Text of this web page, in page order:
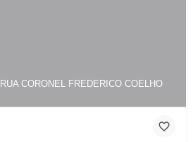
RUA CORONEL FREDERICO COELHO